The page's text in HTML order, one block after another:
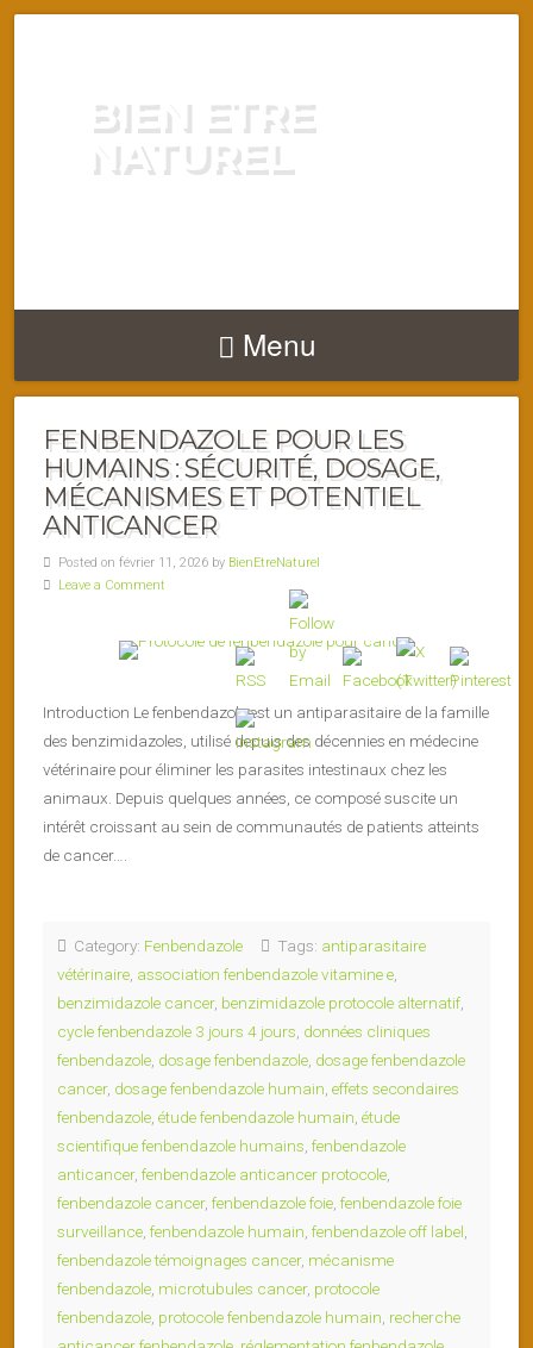
BIEN ETRE
NATUREL
Menu
FENBENDAZOLE POUR LES
HUMAINS : SÉCURITÉ, DOSAGE,
MÉCANISMES ET POTENTIEL
ANTICANCER
Posted on février 11, 2026 by BienEtreNaturel
Leave a Comment
Introduction Le fenbendazole est un antiparasitaire de la famille
des benzimidazoles, utilisé depuis des décennies en médecine
vétérinaire pour éliminer les parasites intestinaux chez les
animaux. Depuis quelques années, ce composé suscite un
intérêt croissant au sein de communautés de patients atteints
de cancer….
Category: Fenbendazole Tags: antiparasitaire
vétérinaire association fenbendazole vitamine e
benzimidazole cancer, benzimidazole protocole alternatif
cycle fenbendazole 3 jours 4 jours données cliniques
fenbendazole dosage fenbendazole dosage fenbendazole
cancer, dosage fenbendazole humain effets secondaires
fenbendazole étude fenbendazole humain étude
scientifique fenbendazole humains fenbendazole
anticancer, fenbendazole anticancer protocole
fenbendazole cancer, fenbendazole foie fenbendazole foie
surveillance fenbendazole humain fenbendazole off label
fenbendazole témoignages cancer, mécanisme
fenbendazole microtubules cancer, protocole
fenbendazole protocole fenbendazole humain recherche